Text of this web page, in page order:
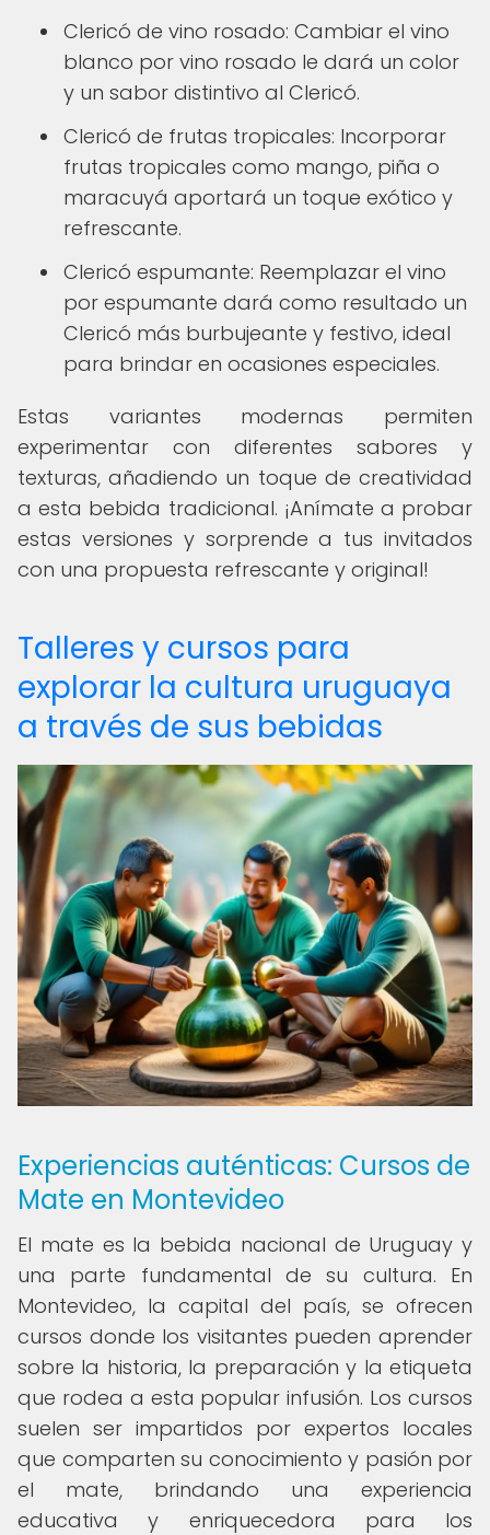
Clericó de vino rosado: Cambiar el vino
blanco por vino rosado le dará un color
y un sabor distintivo al Clericó.
Clericó de frutas tropicales: Incorporar
frutas tropicales como mango, piña o
maracuyá aportará un toque exótico y
refrescante.
Clericó espumante: Reemplazar el vino
por espumante dará como resultado un
Clericó más burbujeante y festivo, ideal
para brindar en ocasiones especiales.
Estas variantes modernas permiten
experimentar con diferentes sabores y
texturas, añadiendo un toque de creatividad
a esta bebida tradicional. ¡Anímate a probar
estas versiones y sorprende a tus invitados
con una propuesta refrescante y original!
Talleres y cursos para
explorar la cultura uruguaya
a través de sus bebidas
Experiencias auténticas: Cursos de
Mate en Montevideo
El mate es la bebida nacional de Uruguay y
una parte fundamental de su cultura. En
Montevideo, la capital del país, se ofrecen
cursos donde los visitantes pueden aprender
sobre la historia, la preparación y la etiqueta
que rodea a esta popular infusión. Los cursos
suelen ser impartidos por expertos locales
que comparten su conocimiento y pasión por
el mate, brindando una experiencia
educativa y enriquecedora para los